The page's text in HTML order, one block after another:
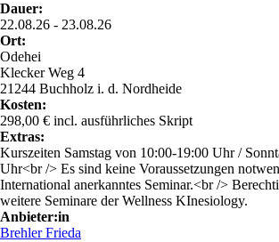
Dauer:
22.08.26 - 23.08.26
Ort:
Odehei
Klecker Weg 4
21244 Buchholz i. d. Nordheide
Kosten:
298,00 € incl. ausführliches Skript
Extras:
Kurszeiten Samstag von 10:00-19:00 Uhr /
Uhr<br /> Es sind keine Voraussetzungen
International anerkanntes Seminar.<br />
weitere Seminare der Wellness KInesiology.
Anbieter:in
Brehler Frieda